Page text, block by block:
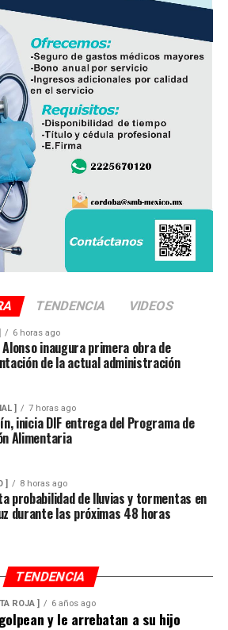
TENDENCIA VIDEOS
6 horas ago
Alonso inaugura primera obra de
de la actual administración
] 7 horas ago
inicia DIF entrega del Programa de
Alimentaria
] 8 horas ago
probabilidad de lluvias y tormentas en
durante las próximas 48 horas
TENDENCIA
ROJA ] 6 años ago
y le arrebatan a su hijo